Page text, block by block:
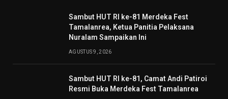
Sambut HUT RI ke-81 Merdeka Fest
Tamalanrea, Ketua Panitia Pelaksana
Nuralam Sampaikan Ini
AGUSTUS 9, 2026
Sambut HUT RI ke-81, Camat Andi Patiroi
Resmi Buka Merdeka Fest Tamalanrea